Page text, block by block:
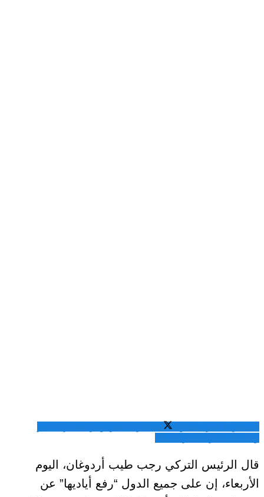
قال الرئيس التركي رجب طيب أردوغان، اليوم
الأربعاء، إن على جميع الدول “رفع أياديها” عن